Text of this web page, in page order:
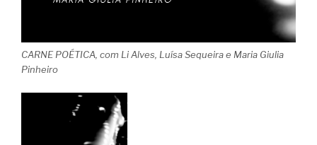
CARNE POÉTICA, com Li Alves, Luísa Sequeira e Maria Giulia
Pinheiro